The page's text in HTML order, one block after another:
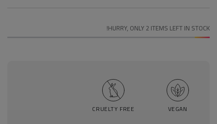
HURRY, ONLY 2 ITEMS LEFT IN STOCK!
VEGAN
CRUELTY FREE